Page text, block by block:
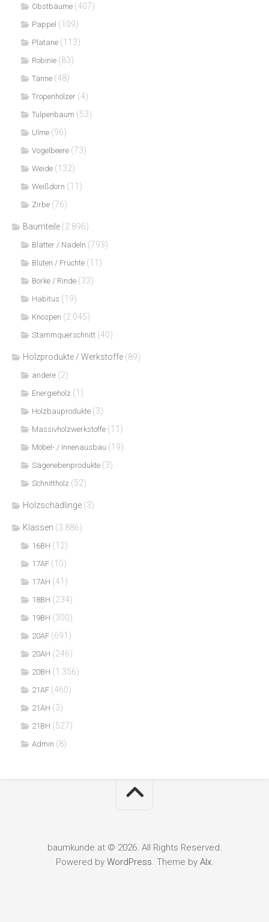
Obstbäume (407)
Pappel (109)
Platane (113)
Robinie (83)
Tanne (48)
Tropenhölzer (4)
Tulpenbaum (53)
Ulme (96)
Vogelbeere (73)
Weide (132)
Weißdorn (11)
Zirbe (76)
Baumteile (2.896)
Blätter / Nadeln (793)
Blüten / Früchte (11)
Borke / Rinde (33)
Habitus (19)
Knospen (2.045)
Stammquerschnitt (40)
Holzprodukte / Werkstoffe (89)
andere (2)
Energieholz (1)
Holzbauprodukte (3)
Massivholzwerkstoffe (11)
Möbel- / Innenausbau (19)
Sägenebenprodukte (3)
Schnittholz (52)
Holzschädlinge (3)
Klassen (3.886)
16BH (12)
17AF (10)
17AH (41)
18BH (234)
19BH (300)
20AF (691)
20AH (246)
20BH (1.356)
21AF (460)
21AH (3)
21BH (527)
Admin (8)
baumkunde.at © 2026. All Rights Reserved.
Powered by WordPress. Theme by Alx.